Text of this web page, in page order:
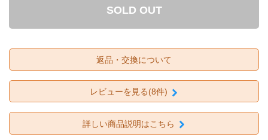
SOLD OUT
返品・交換について
レビューを見る(8件)
詳しい商品説明はこちら